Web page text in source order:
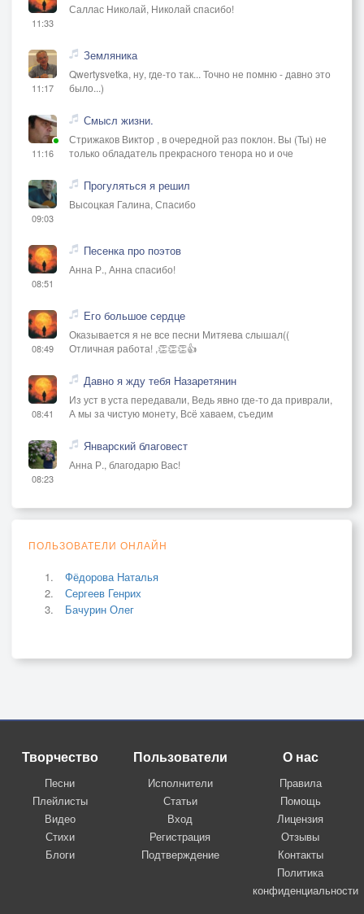
11:33
Саллас Николай, Николай спасибо!
11:17
Земляника
Qwertysvetka, ну, где-то так... Точно не помню - давно это
было...)
11:16
Смысл жизни.
Стрижаков Виктор , в очередной раз поклон. Вы (Ты) не
только обладатель прекрасного тенора но и оче
09:03
Прогуляться я решил
Высоцкая Галина, Спасибо
08:51
Песенка про поэтов
Анна Р., Анна спасибо!
08:49
Его большое сердце
Оказывается я не все песни Митяева слышал((
Отличная работа! ,👏👏👏👍
08:41
Давно я жду тебя Назаретянин
Из уст в уста передавали, Ведь явно где-то да приврали,
А мы за чистую монету, Всё хаваем, съедим
08:23
Январский благовест
Анна Р., благодарю Вас!
ПОЛЬЗОВАТЕЛИ ОНЛАЙН
Фёдорова Наталья
Сергеев Генрих
Бачурин Олег
Творчество
Песни
Плейлисты
Видео
Стихи
Блоги
Пользователи
Исполнители
Статьи
Вход
Регистрация
Подтверждение
О нас
Правила
Помощь
Лицензия
Отзывы
Контакты
Политика
конфиденциальности